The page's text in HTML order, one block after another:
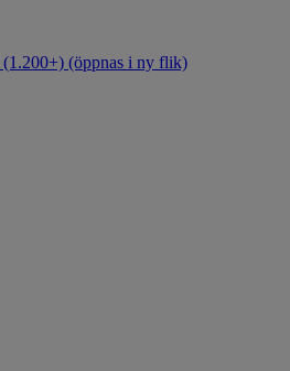
(1.200+) (öppnas i ny flik)